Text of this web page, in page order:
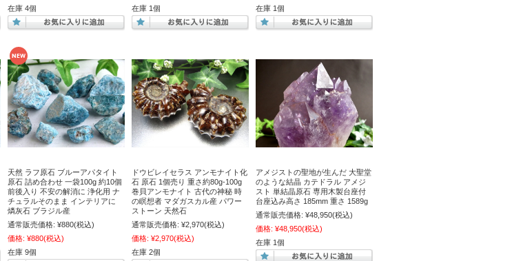
在庫 4個
在庫 1個
在庫 1個
天然 ラフ原石 ブルーアパタイト
原石 詰め合わせ 一袋100g 約10個
前後入り 不安の解消に 浄化用 ナ
チュラルそのまま インテリアに
燐灰石 ブラジル産
通常販売価格: ¥880(税込)
価格: ¥880(税込)
在庫 9個
ドウビレイセラス アンモナイト化
石 原石 1個売り 重さ約80g-100g
巻貝アンモナイト 古代の神秘 時
の瞑想者 マダガスカル産 パワー
ストーン 天然石
通常販売価格: ¥2,970(税込)
価格: ¥2,970(税込)
在庫 2個
アメジストの聖地が生んだ 大聖堂
のような結晶 カテドラル アメジ
スト 単結晶原石 専用木製台座付
台座込み高さ 185mm 重さ 1589g
通常販売価格: ¥48,950(税込)
価格: ¥48,950(税込)
在庫 1個